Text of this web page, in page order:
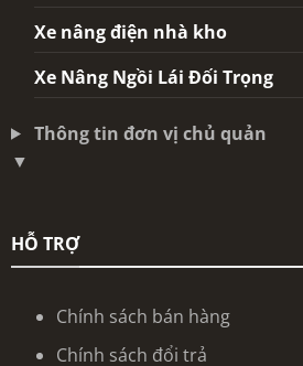
Xe nâng điện nhà kho
Xe Nâng Ngồi Lái Đối Trọng
Thông tin đơn vị chủ quản
▼
HỖ TRỢ
Chính sách bán hàng
Chính sách đổi trả